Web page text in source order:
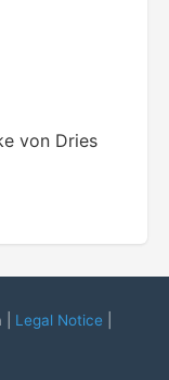
von Dries
| Legal Notice